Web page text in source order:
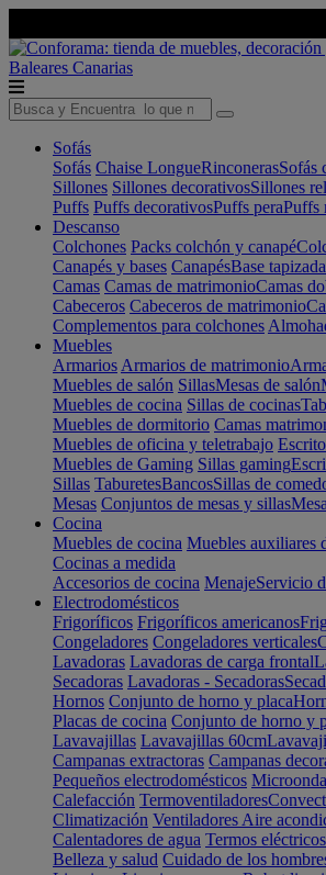
Baleares Canarias
Sofás
Sofás Chaise LongueRinconerasSofás
Sillones Sillones decorativosSillones
Puffs Puffs decorativosPuffs peraPuffs
Descanso
Colchones Packs colchón y canapé
Canapés y bases CanapésBase
Camas Camas de matrimonioCamas
Cabeceros Cabeceros de matrimonio
Complementos para colchones
Muebles
Armarios Armarios de matrimonio
Muebles de salón SillasMesas de salón
Muebles de cocina Sillas de cocinas
Muebles de dormitorio Camas
Muebles de oficina y teletrabajo
Muebles de Gaming Sillas gaming
Sillas TaburetesBancosSillas de
Mesas Conjuntos de mesas y sillas
Cocina
Muebles de cocina Muebles auxiliares
Cocinas a medida
Accesorios de cocina MenajeServicio
Electrodomésticos
Frigoríficos Frigoríficos americanos
Congeladores Congeladores verticales
Lavadoras Lavadoras de carga frontal
Secadoras Lavadoras - Secadoras
Hornos Conjunto de horno y placa
Placas de cocina Conjunto de horno y
Lavavajillas Lavavajillas 60cm
Campanas extractoras Campanas
Pequeños electrodomésticos
Calefacción Termoventiladores
Climatización Ventiladores Aire
Calentadores de agua Termos eléctricos
Belleza y salud Cuidado de los